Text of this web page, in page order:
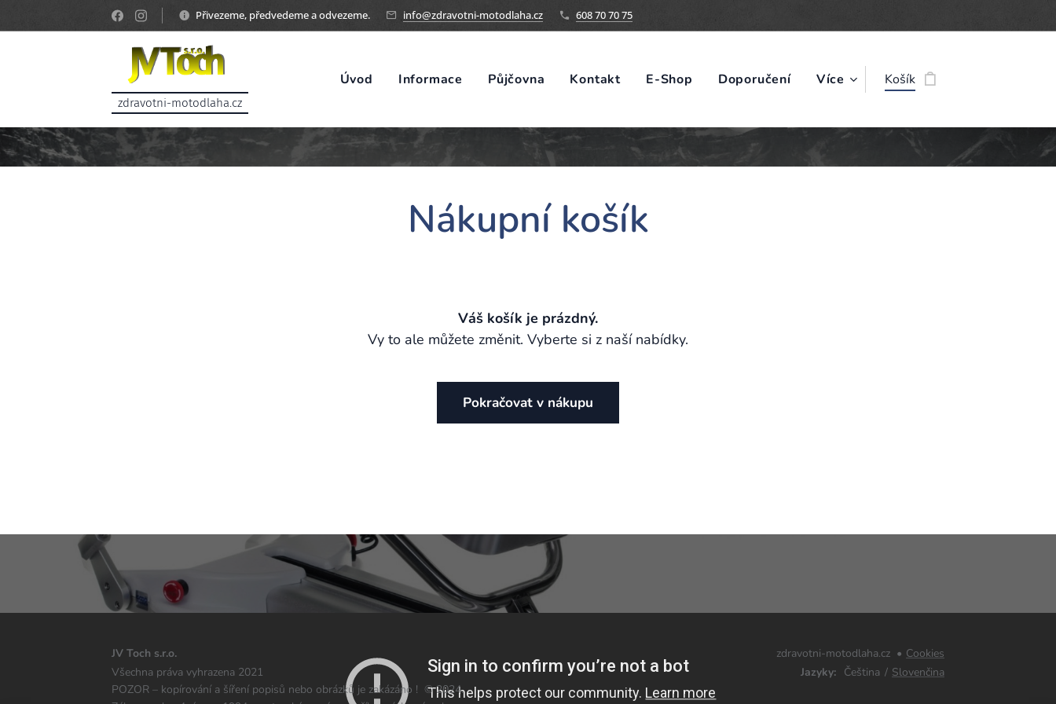
Přivezeme, předvedeme a odvezeme. info@zdravotni-motodlaha.cz 608 70 70 75
zdravotni-motodlaha.cz
Úvod Informace Půjčovna Kontakt E-Shop Doporučení Více Košík
Nákupní košík
Váš košík je prázdný.
Vy to ale můžete změnit. Vyberte si z naší nabídky.
Pokračovat v nákupu
JV Toch s.r.o.
Všechna práva vyhrazena 2021
POZOR – kopírování a šíření popisů nebo obrázků je zakázáno ! © 2024.
zdravotni-motodlaha.cz
Cookies
Jazyky
Čeština Slovenčina